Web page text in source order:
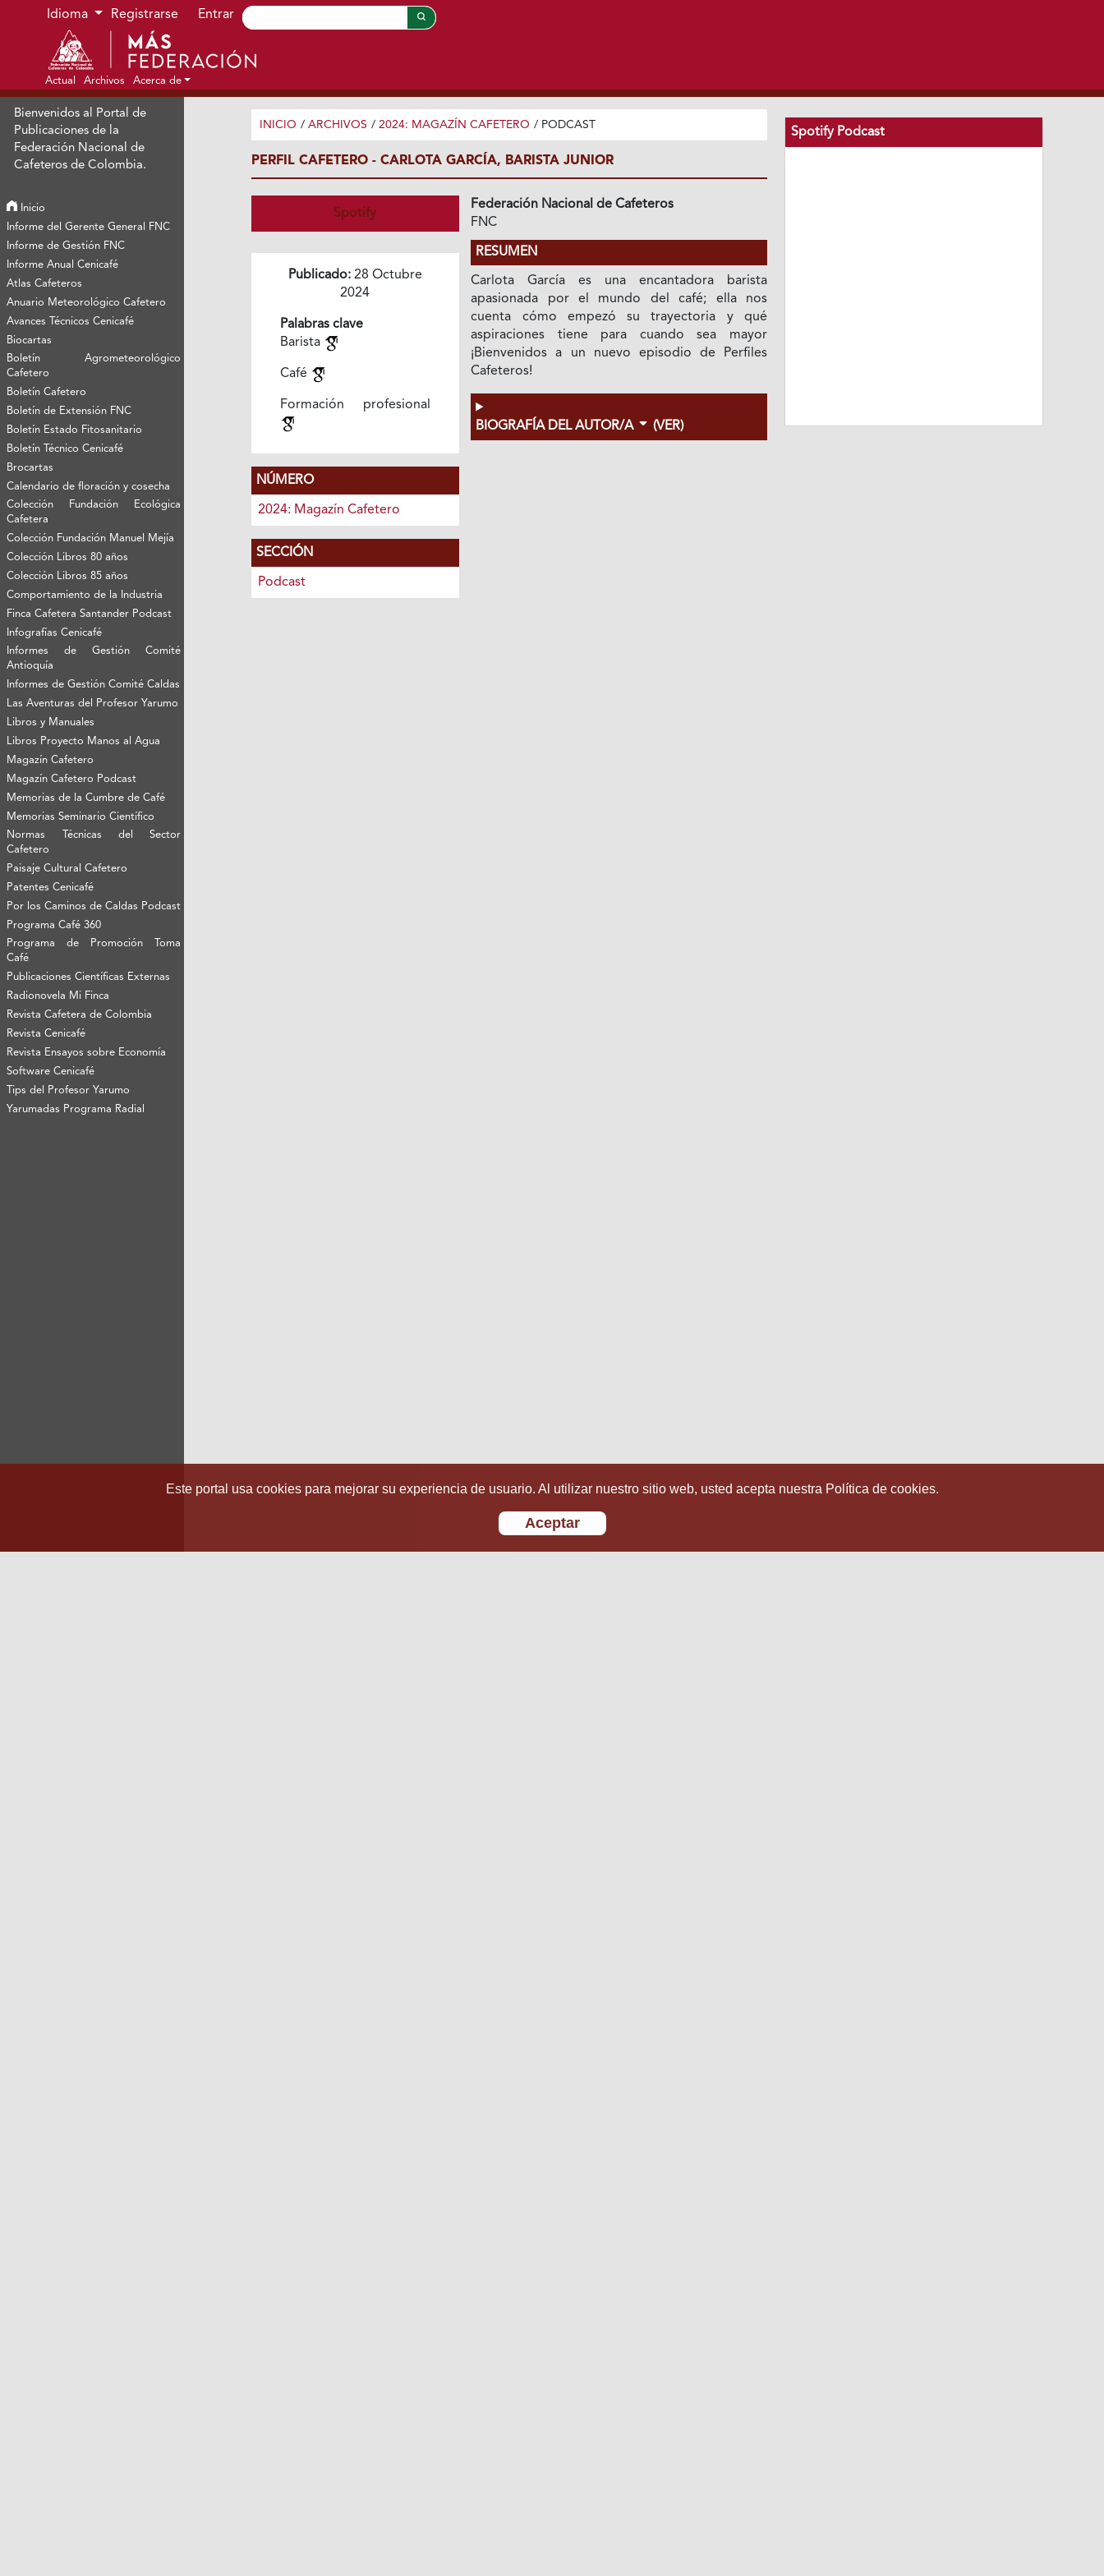
Ir al menú de navegación principal
Ir al contenido principal
Ir al pie de página del sitio
Idioma Registrarse Entrar
Actual Archivos Acerca de
Bienvenidos al Portal de
Publicaciones de la
Federación Nacional de
Cafeteros de Colombia.
Inicio
Informe del Gerente General FNC
Informe de Gestión FNC
Informe Anual Cenicafé
Atlas Cafeteros
Anuario Meteorológico Cafetero
Avances Técnicos Cenicafé
Biocartas
Boletín Agrometeorológico
Cafetero
Boletín Cafetero
Boletín de Extensión FNC
Boletín Estado Fitosanitario
Boletín Técnico Cenicafé
Brocartas
Calendario de floración y cosecha
Colección Fundación Ecológica
Cafetera
Colección Fundación Manuel Mejía
Colección Libros 80 años
Colección Libros 85 años
Comportamiento de la Industria
Finca Cafetera Santander Podcast
Infografías Cenicafé
Informes de Gestión Comité
Antioquía
Informes de Gestión Comité Caldas
Las Aventuras del Profesor Yarumo
Libros y Manuales
Libros Proyecto Manos al Agua
Magazín Cafetero
Magazín Cafetero Podcast
Memorias de la Cumbre de Café
Memorias Seminario Científico
Normas Técnicas del Sector
Cafetero
Paisaje Cultural Cafetero
Patentes Cenicafé
Por los Caminos de Caldas Podcast
Programa Café 360
Programa de Promoción Toma
Café
Publicaciones Científicas Externas
Radionovela Mi Finca
Revista Cafetera de Colombia
Revista Cenicafé
Revista Ensayos sobre Economía
Software Cenicafé
Tips del Profesor Yarumo
Yarumadas Programa Radial
INICIO / ARCHIVOS / 2024: MAGAZÍN CAFETERO / PODCAST
PERFIL CAFETERO - CARLOTA GARCÍA, BARISTA JUNIOR
Spotify
Publicado:28 Octubre
2024
Palabras clave
Barista
Café
Formación profesional
NÚMERO
2024: Magazín Cafetero
SECCIÓN
Podcast
Federación Nacional de Cafeteros
FNC
RESUMEN
Carlota García es una encantadora barista
apasionada por el mundo del café; ella nos
cuenta cómo empezó su trayectoria y qué
aspiraciones tiene para cuando sea mayor
¡Bienvenidos a un nuevo episodio de Perfiles
Cafeteros!
BIOGRAFÍA DEL AUTOR/A (VER)
Spotify Podcast
Este portal usa cookies para mejorar su experiencia de usuario. Al utilizar nuestro sitio web, usted acepta nuestra Política de cookies.
Aceptar